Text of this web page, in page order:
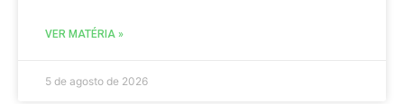
VER MATÉRIA »
5 de agosto de 2026